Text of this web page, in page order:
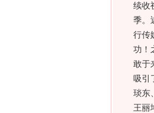
续收
季。
行传
功！
敢于
吸引
琰东
王丽